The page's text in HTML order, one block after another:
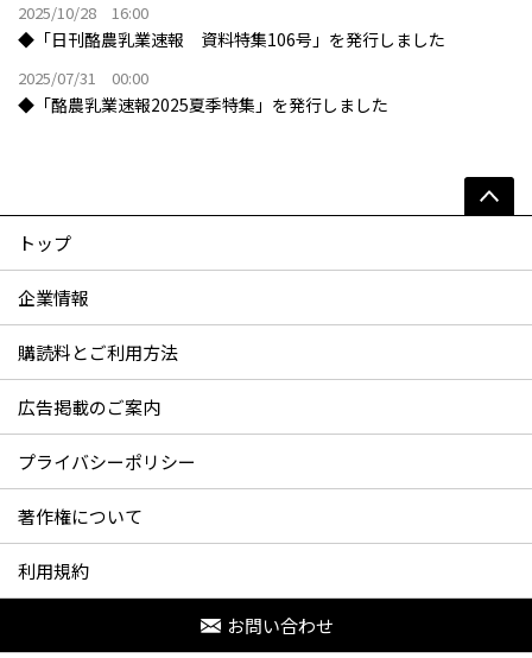
2025/10/28 16:00
◆「日刊酪農乳業速報 資料特集106号」を発行しました
2025/07/31 00:00
◆「酪農乳業速報2025夏季特集」を発行しました
トップ
企業情報
購読料とご利用方法
広告掲載のご案内
プライバシーポリシー
著作権について
利用規約
お問い合わせ